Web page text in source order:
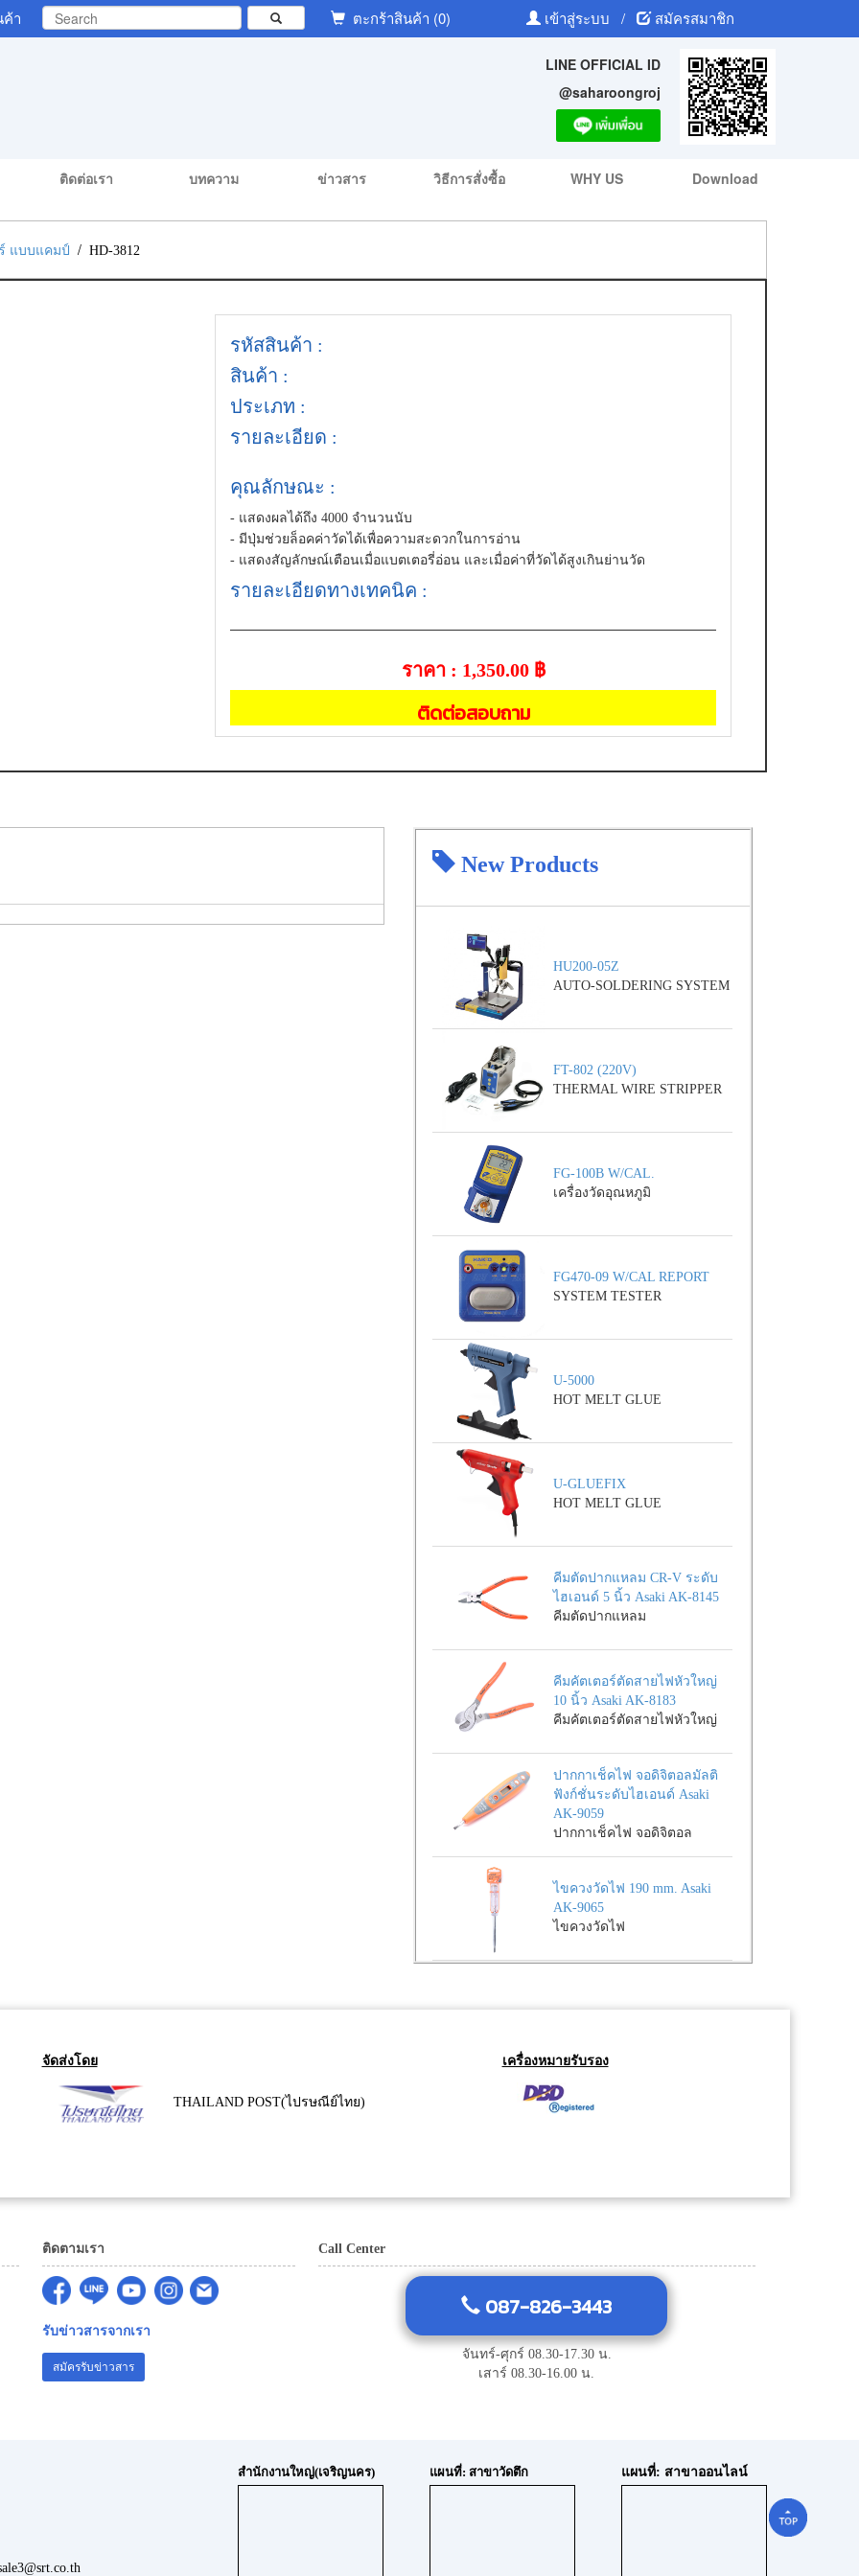
า ตะกร้าสินค้า (0) เข้าสู่ระบบ / สมัครสมาชิก
LINE OFFICIAL ID
@saharoongroj
ติดต่อเรา บทความ ข่าวสาร วิธีการสั่งซื้อ WHY US Download
แบบแคมป์ / HD-3812
รหัสสินค้า :
สินค้า :
ประเภท :
รายละเอียด :
คุณลักษณะ :
- แสดงผลได้ถึง 4000 จำนวนนับ
- มีปุ่มช่วยล็อคค่าวัดได้เพื่อความสะดวกในการอ่าน
- แสดงสัญลักษณ์เตือนเมื่อแบตเตอรี่อ่อน และเมื่อค่าที่วัดได้สูงเกินย่านวัด
รายละเอียดทางเทคนิค :
ราคา : 1,350.00 ฿
ติดต่อสอบถาม
New Products
HU200-05Z
AUTO-SOLDERING SYSTEM
FT-802 (220V)
THERMAL WIRE STRIPPER
FG-100B W/CAL.
เครื่องวัดอุณหภูมิ
FG470-09 W/CAL REPORT
SYSTEM TESTER
U-5000
HOT MELT GLUE
U-GLUEFIX
HOT MELT GLUE
คีมตัดปากแหลม CR-V ระดับ
ไฮเอนด์ 5 นิ้ว Asaki AK-8145
คีมตัดปากแหลม
คีมคัตเตอร์ตัดสายไฟหัวใหญ่
10 นิ้ว Asaki AK-8183
คีมคัตเตอร์ตัดสายไฟหัวใหญ่
ปากกาเช็คไฟ จอดิจิตอลมัลติ
ฟังก์ชั่นระดับไฮเอนด์ Asaki
AK-9059
ปากกาเช็คไฟ จอดิจิตอล
ไขควงวัดไฟ 190 mm. Asaki
AK-9065
ไขควงวัดไฟ
จัดส่งโดย
THAILAND POST(ไปรษณีย์ไทย)
เครื่องหมายรับรอง
ติดตามเรา
รับข่าวสารจากเรา
สมัครรับข่าวสาร
Call Center
087-826-3443
จันทร์-ศุกร์ 08.30-17.30 น.
เสาร์ 08.30-16.00 น.
สำนักงานใหญ่(เจริญนคร) แผนที่: สาขาวัดตึก แผนที่: สาขาออนไลน์